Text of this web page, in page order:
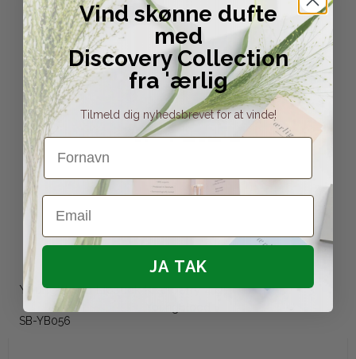
Youngblood Lipstick Kranberry 4 g
SB-YB056
Vind skønne dufte
med
Discovery Collection
fra 'ærlig
Tilmeld dig nyhedsbrevet for at vinde!
Fornavn
Email
JA TAK